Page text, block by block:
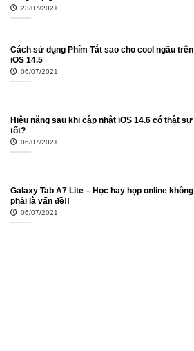
23/07/2021
Cách sử dụng Phím Tắt sao cho cool ngầu trên
iOS 14.5
06/07/2021
Hiệu năng sau khi cập nhật iOS 14.6 có thật sự
tốt?
06/07/2021
Galaxy Tab A7 Lite – Học hay họp online không
phải là vấn đề!!
06/07/2021